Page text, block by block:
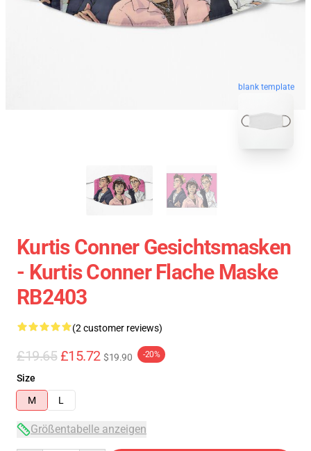
blank template
Kurtis Conner Gesichtsmasken
- Kurtis Conner Flache Maske
RB2403
(2 customer reviews)
£19.65 £15.72 $19.90 -20%
Size
M
L
Größentabelle anzeigen